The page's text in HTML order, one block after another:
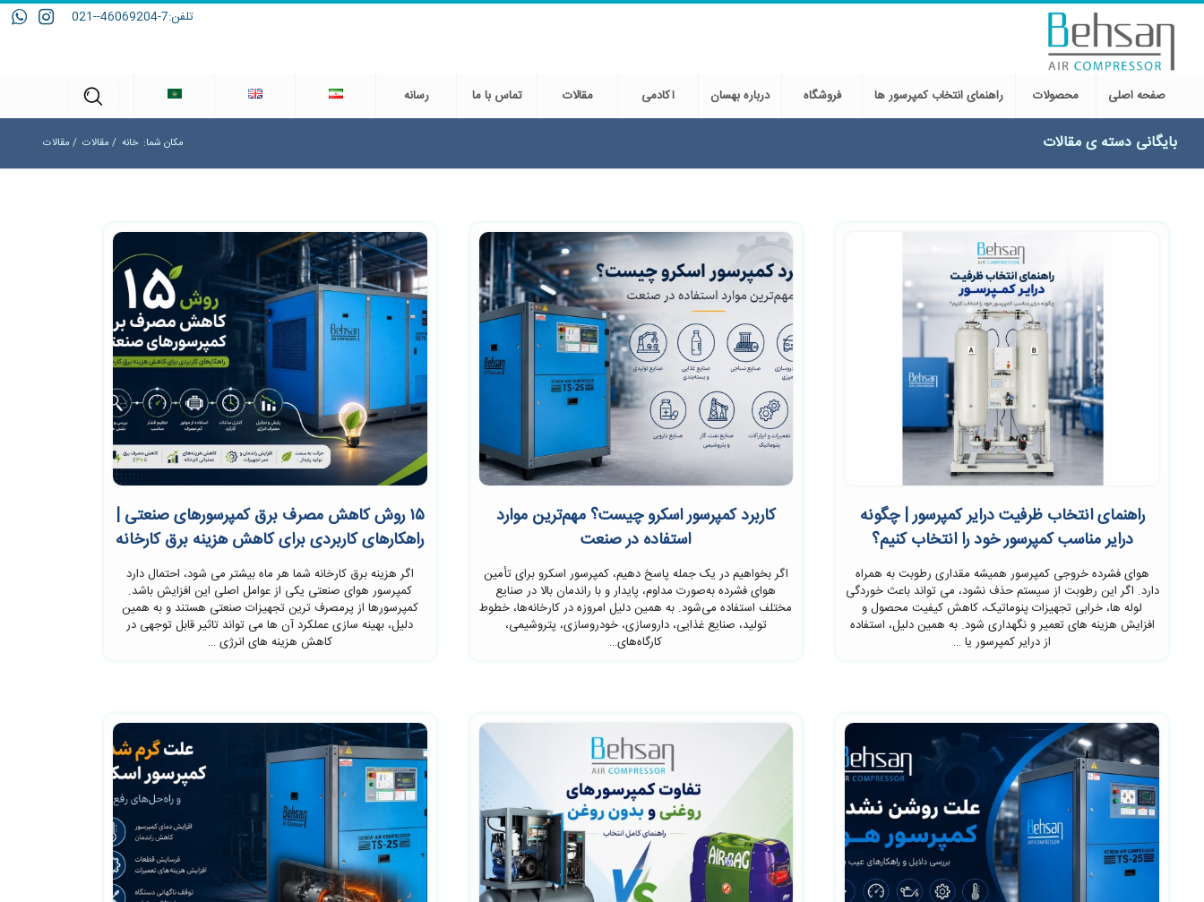
تلفن:7-46069204--021
صفحه اصلی محصولات راهنمای انتخاب کمپرسور ها فروشگاه درباره بهسان آکادمی مقالات تماس با ما رسانه
بایگانی دسته ی مقالات مکان شما: خانه / مقالات / مقالات
راهنمای انتخاب ظرفیت درایر کمپرسور | چگونه
درایر مناسب کمپرسور خود را انتخاب کنیم؟
هوای فشرده خروجی کمپرسور همیشه مقداری رطوبت به همراه
دارد. اگر این رطوبت از سیستم حذف نشود، می تواند باعث خوردگی
لوله ها، خرابی تجهیزات پنوماتیک، کاهش کیفیت محصول و
افزایش هزینه های تعمیر و نگهداری شود. به همین دلیل، استفاده
از درایر کمپرسور یا …
کاربرد کمپرسور اسکرو چیست؟ مهم‌ترین موارد
استفاده در صنعت
اگر بخواهیم در یک جمله پاسخ دهیم، کمپرسور اسکرو برای تأمین
هوای فشرده به‌صورت مداوم، پایدار و با راندمان بالا در صنایع
مختلف استفاده می‌شود. به همین دلیل امروزه در کارخانه‌ها، خطوط
تولید، صنایع غذایی، داروسازی، خودروسازی، پتروشیمی،
کارگاه‌های…
۱۵ روش کاهش مصرف برق کمپرسورهای صنعتی |
راهکارهای کاربردی برای کاهش هزینه برق کارخانه
اگر هزینه برق کارخانه شما هر ماه بیشتر می شود، احتمال دارد
کمپرسور هوای صنعتی یکی از عوامل اصلی این افزایش باشد.
کمپرسورها از پرمصرف ترین تجهیزات صنعتی هستند و به همین
دلیل، بهینه سازی عملکرد آن ها می تواند تاثیر قابل توجهی در
کاهش هزینه های انرژی …